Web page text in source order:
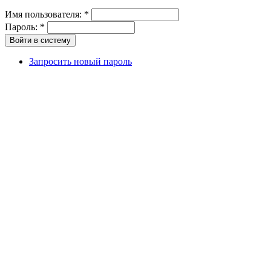
Имя пользователя: *
Пароль: *
Запросить новый пароль